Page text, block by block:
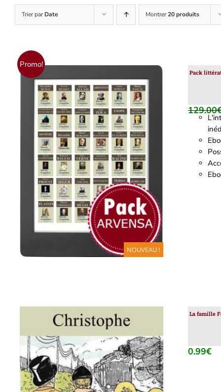
Trier parDate Montrer20 produits
Promo!
NOUVEAU !
AJOUTER AU PANIER / DÉTAILS
Pack
129.00
La famille
0.99€